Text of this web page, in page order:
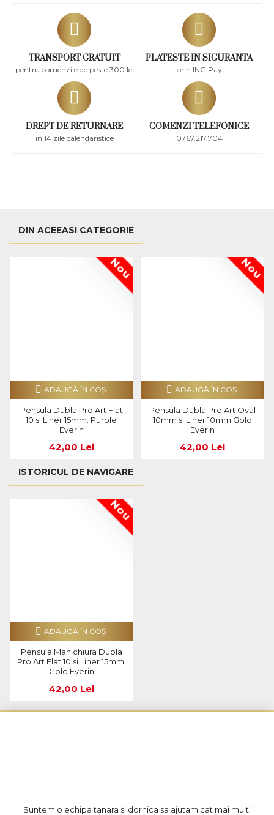
TRANSPORT GRATUIT
pentru comenzile de peste 300 lei
PLATESTE IN SIGURANTA
prin ING Pay
DREPT DE RETURNARE
in 14 zile calendaristice
COMENZI TELEFONICE
0767.217.704
DIN ACEEASI CATEGORIE
Nou
Pensula Dubla Pro Art Flat
10 si Liner 15mm. Purple
Everin
42,00 Lei
ADAUGĂ ÎN COŞ
Nou
Pensula Dubla Pro Art Oval
10mm si Liner 10mm Gold
Everin
42,00 Lei
ADAUGĂ ÎN COŞ
ISTORICUL DE NAVIGARE
Nou
Pensula Manichiura Dubla
Pro Art Flat 10 si Liner 15mm.
Gold Everin
42,00 Lei
ADAUGĂ ÎN COŞ
Suntem o echipa tanara si dornica sa ajutam cat mai multi